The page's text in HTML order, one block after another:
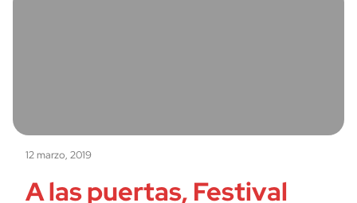
12 marzo, 2019
A las puertas, Festival